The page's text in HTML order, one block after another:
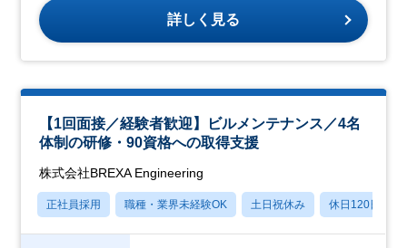
詳しく見る
【1回面接／経験者歓迎】ビルメンテナンス／4名
体制の研修・90資格への取得支援
株式会社BREXA Engineering
正社員採用 職種・業界未経験OK 土日祝休み 休日120日以上